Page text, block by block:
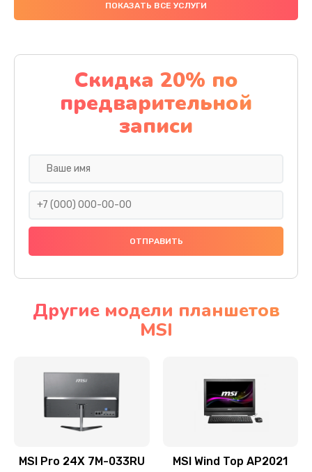
Замена SSD
Заказать
Замена северного моста
1950 руб.
Заказать
Замена шлейфа матрицы
Замена термопасты
Замена системы охлаждения
Заказать
ПОКАЗАТЬ ВСЕ УСЛУГИ
Скидка 20% по
предварительной
записи
Другие модели планшетов
MSI
MSI Pro 24X 7M-033RU MSI Wind Top AP2021